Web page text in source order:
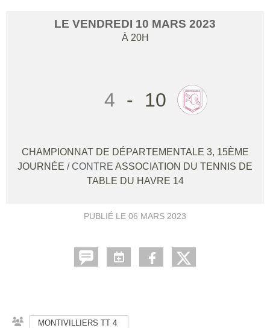
LE VENDREDI 10 MARS 2023
À 20H
4 - 10
CHAMPIONNAT DE DÉPARTEMENTALE 3, 15ÈME
JOURNÉE / CONTRE ASSOCIATION DU TENNIS DE
TABLE DU HAVRE 14
PUBLIÉ LE 06 MARS 2023
MONTIVILLIERS TT 4